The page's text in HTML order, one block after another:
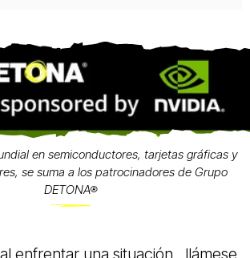
en semiconductores, tarjetas gráficas y
se suma a los patrocinadores de Grupo
DETONA®
enfrentar una situación, llámese